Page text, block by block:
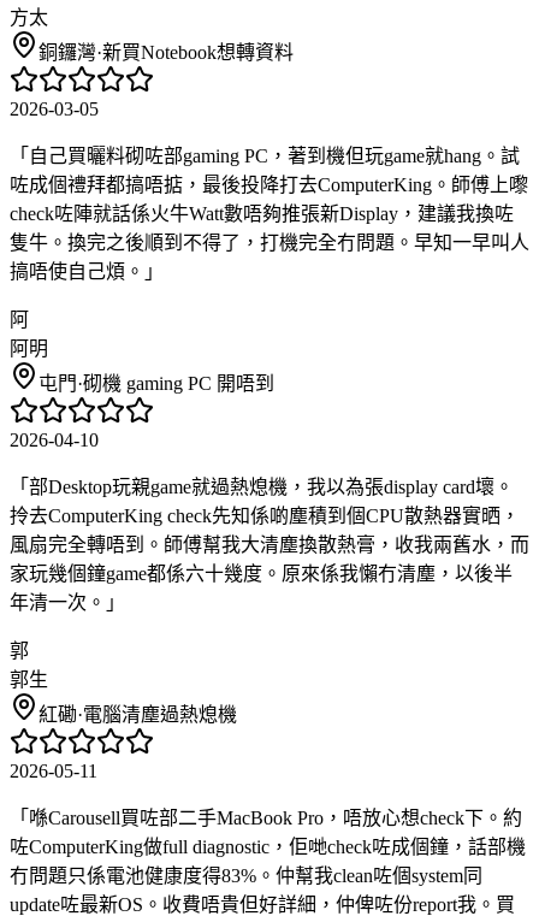
方太
銅鑼灣·新買Notebook想轉資料
2026-03-05
「 自己買曬料砌咗部gaming PC，著到機但玩game就hang。試
咗成個禮拜都搞唔掂，最後投降打去ComputerKing。師傅上嚟
check咗陣就話係火牛Watt數唔夠推張新Display，建議我換咗
隻牛。換完之後順到不得了，打機完全冇問題。早知一早叫人
搞唔使自己煩。 」
阿
阿明
屯門·砌機 gaming PC 開唔到
2026-04-10
「 部Desktop玩親game就過熱熄機，我以為張display card壞。
拎去ComputerKing check先知係啲塵積到個CPU散熱器實晒，
風扇完全轉唔到。師傅幫我大清塵換散熱膏，收我兩舊水，而
家玩幾個鐘game都係六十幾度。原來係我懶冇清塵，以後半
年清一次。 」
郭
郭生
紅磡·電腦清塵過熱熄機
2026-05-11
「 喺Carousell買咗部二手MacBook Pro，唔放心想check下。約
咗ComputerKing做full diagnostic，佢哋check咗成個鐘，話部機
冇問題只係電池健康度得83%。仲幫我clean咗個system同
update咗最新OS。收費唔貴但好詳細，仲俾咗份report我。買